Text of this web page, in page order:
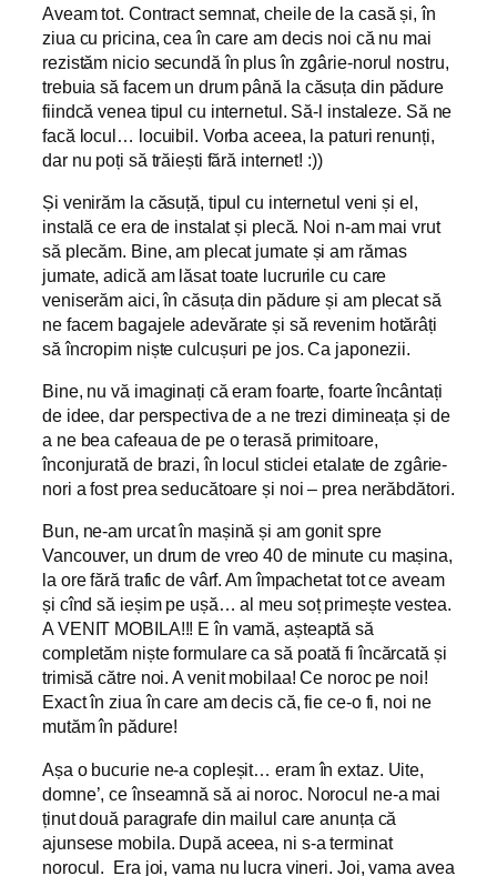
Aveam tot. Contract semnat, cheile de la casă și, în
ziua cu pricina, cea în care am decis noi că nu mai
rezistăm nicio secundă în plus în zgârie-norul nostru,
trebuia să facem un drum până la căsuța din pădure
fiindcă venea tipul cu internetul. Să-l instaleze. Să ne
facă locul… locuibil. Vorba aceea, la paturi renunți,
dar nu poți să trăiești fără internet! :))
Și venirăm la căsuță, tipul cu internetul veni și el,
instală ce era de instalat și plecă. Noi n-am mai vrut
să plecăm. Bine, am plecat jumate și am rămas
jumate, adică am lăsat toate lucrurile cu care
veniserăm aici, în căsuța din pădure și am plecat să
ne facem bagajele adevărate și să revenim hotărâți
să încropim niște culcușuri pe jos. Ca japonezii.
Bine, nu vă imaginați că eram foarte, foarte încântați
de idee, dar perspectiva de a ne trezi dimineața și de
a ne bea cafeaua de pe o terasă primitoare,
înconjurată de brazi, în locul sticlei etalate de zgârie-
nori a fost prea seducătoare și noi – prea nerăbdători.
Bun, ne-am urcat în mașină și am gonit spre
Vancouver, un drum de vreo 40 de minute cu mașina,
la ore fără trafic de vârf. Am împachetat tot ce aveam
și cînd să ieșim pe ușă… al meu soț primește vestea.
A VENIT MOBILA!!! E în vamă, așteaptă să
completăm niște formulare ca să poată fi încărcată și
trimisă către noi. A venit mobilaa! Ce noroc pe noi!
Exact în ziua în care am decis că, fie ce-o fi, noi ne
mutăm în pădure!
Așa o bucurie ne-a copleșit… eram în extaz. Uite,
domne’, ce înseamnă să ai noroc. Norocul ne-a mai
ținut două paragrafe din mailul care anunța că
ajunsese mobila. După aceea, ni s-a terminat
norocul. Era joi, vama nu lucra vineri. Joi, vama avea